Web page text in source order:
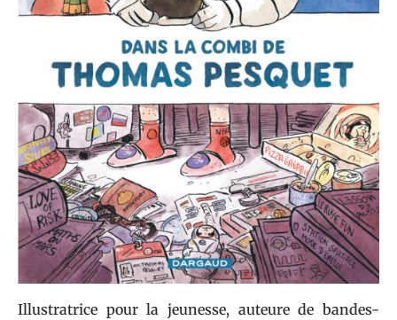
Illustratrice pour la jeunesse, auteure de bandes-